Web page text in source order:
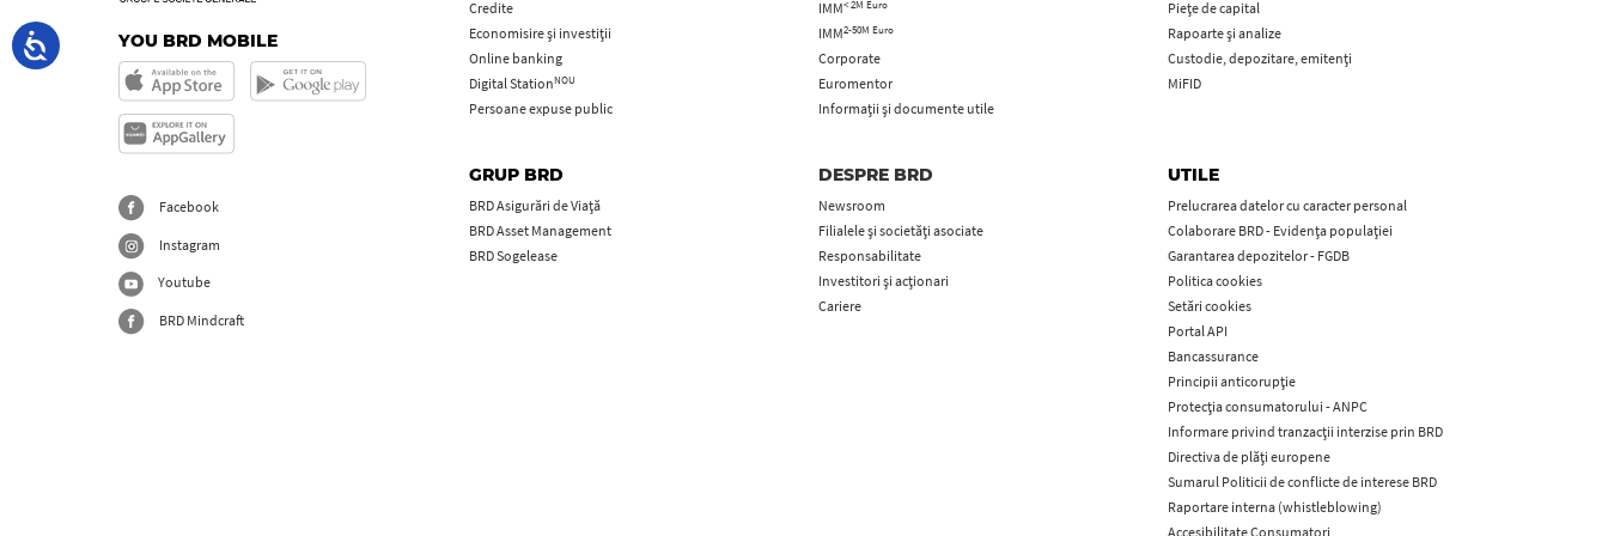
YOU BRD MOBILE
Facebook
Instagram
Youtube
BRD Mindcraft
Credite
Economisire și investiții
Online banking
Digital StationNOU
Persoane expuse public
IMM< 2M Euro
IMM2-50M Euro
Corporate
Euromentor
Informații și documente utile
Piețe de capital
Rapoarte și analize
Custodie, depozitare, emitenți
MiFID
GRUP BRD
BRD Asigurări de Viață
BRD Asset Management
BRD Sogelease
DESPRE BRD
Newsroom
Filialele și societăți asociate
Responsabilitate
Investitori și acționari
Cariere
UTILE
Prelucrarea datelor cu caracter personal
Colaborare BRD - Evidența populației
Garantarea depozitelor - FGDB
Politica cookies
Setări cookies
Portal API
Bancassurance
Principii anticorupţie
Protecţia consumatorului - ANPC
Informare privind tranzacții interzise prin BRD
Directiva de plăți europene
Sumarul Politicii de conflicte de interese BRD
Raportare interna (whistleblowing)
Accesibilitate Consumatori